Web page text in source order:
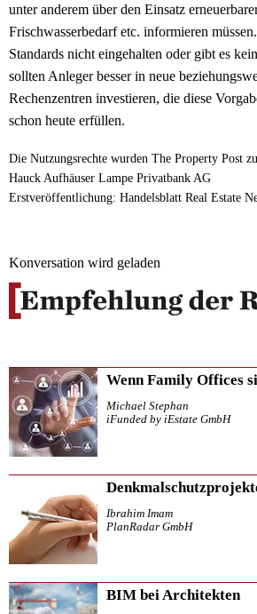
unter anderem über den Einsatz
Frischwasserbedarf etc. informieren
Standards nicht eingehalten oder gibt es
sollten Anleger besser in neue
Rechenzentren investieren, die diese
schon heute erfüllen.
Die Nutzungsrechte wurden The Property Post
Hauck Aufhäuser Lampe Privatbank AG
Erstveröffentlichung: Handelsblatt Real Estate
Konversation wird geladen
Wenn Family Offices
Michael Stephan
iFunded by iEstate GmbH
Ibrahim Imam
PlanRadar GmbH
BIM bei Architekten